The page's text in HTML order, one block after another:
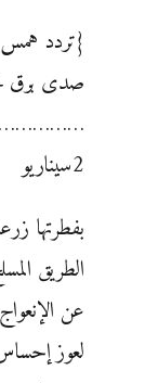
{تردد
صدى برق
2سيناريو
بفطرتها
الطريق
عن
لعوز